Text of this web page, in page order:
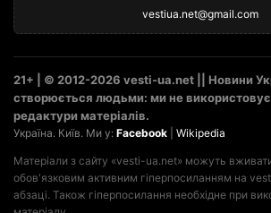
vestiua.net@gmail.com
21+ | © 2012-2026 vesti-ua.net || Новини
створюється людьми: ми не
редактури матеріалів.
Україна. Київ. Ми у: Facebook Wikipedia
Матеріали з сайту «vesti-ua.net» можуть
обов'язковим активним гіперпосиланням на
абзаці. Також гіперпосилання необхідне при